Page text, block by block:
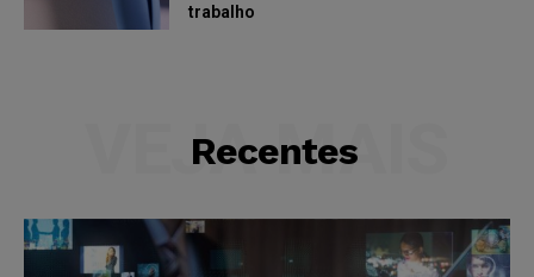
trabalho
Recentes
VEJA MAIS